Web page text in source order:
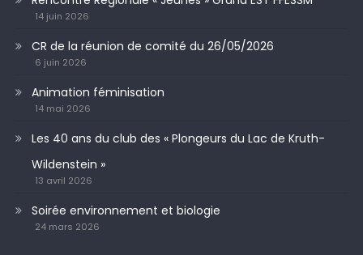
14 juin 2026
CR de la réunion de comité du 26/05/2026
6 juin 2026
Animation féminisation
14 mai 2026
Les 40 ans du club des « Plongeurs du Lac de Kruth-
Wildenstein »
13 avril 2026
Soirée environnement et biologie
24 mars 2026